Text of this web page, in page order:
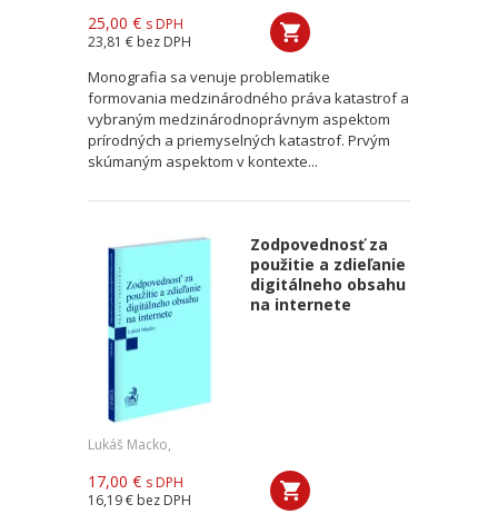
25,00 € s DPH
23,81 € bez DPH
Monografia sa venuje problematike
formovania medzinárodného práva katastrof a
vybraným medzinárodnoprávnym aspektom
prírodných a priemyselných katastrof. Prvým
skúmaným aspektom v kontexte...
Zodpovednosť za
použitie a zdieľanie
digitálneho obsahu
na internete
Lukáš Macko,
17,00 € s DPH
16,19 € bez DPH